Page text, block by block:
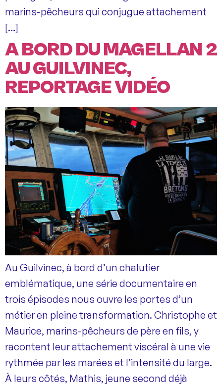
marins-pêcheurs qui conjugue attachement
[…]
A BORD DU MAGELLAN 2
AU GUILVINEC,
REPORTAGE VIDÉO
Au Guilvinec, à bord d’un chalutier
emblématique, une série documentaire en
trois épisodes nous ouvre les portes d’un
métier en pleine transformation. Christophe et
Maurice, marins-pêcheurs de père en fils, y
racontent leur attachement viscéral à une vie
rythmée par les marées et l’intensité du large.
À leurs côtés, Mathis, jeune second déjà